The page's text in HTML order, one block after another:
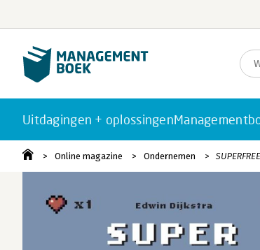
Uitdagingen + oplossingen
Online magazine Ondernemen